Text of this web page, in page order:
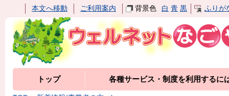
本文へ移動 ご利用案内 背景色 白 青 黒 ふりが
トップ 各種サービス・制度を利用するに